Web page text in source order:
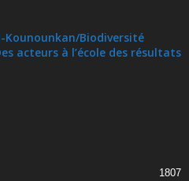
Kounounkan/Biodiversité
acteurs à l’école des résultats
1807